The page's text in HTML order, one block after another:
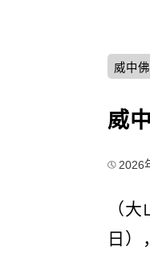
威中
威
2026
（
日）